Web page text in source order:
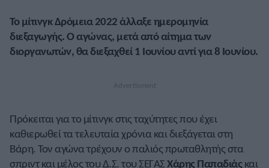
Το μίτινγκ Δρόμεια 2022 άλλαξε ημερομηνία
διεξαγωγής. Ο αγώνας, μετά από αίτημα των
διοργανωτών, θα διεξαχθεί 1 Ιουνίου αντί για 8 Ιουνίου.
Πρόκειται για το μίτινγκ στις ταχύτητες που έχει
καθιερωθεί τα τελευταία χρόνια και διεξάγεται στη
Βάρη. Τον αγώνα τρέχουν ο παλιός πρωταθλητής στα
σπριντ και μέλος του Δ.Σ. του ΣΕΓΑΣΧάρης Παπαδιάςκαι